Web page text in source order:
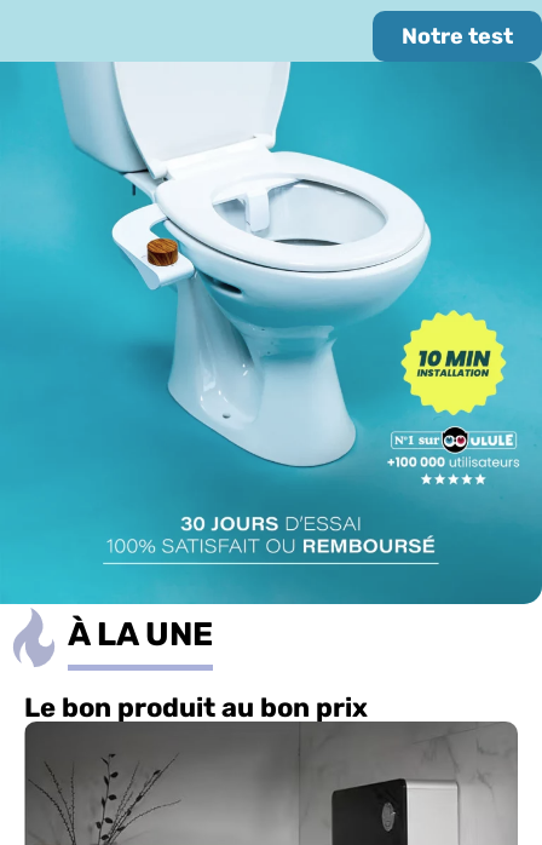
Notre test
À LA UNE
Le bon produit au bon prix